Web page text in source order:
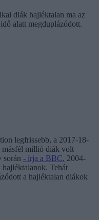
diák hajléktalan ma az
alatt megduplázódott.
legfrissebb, a 2017-18-
másfél millió diák volt
során - írja a BBC. 2004-
hajléktalanok. Tehát
a hajléktalan diákok